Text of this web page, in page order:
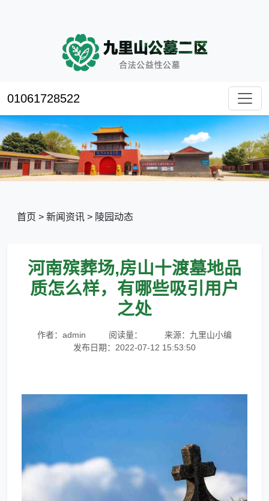
01061728522
首页 > 新闻资讯 > 陵园动态
河南殡葬场,房山十渡墓地品
质怎么样，有哪些吸引用户
之处
作者：admin 阅读量：
来源：九里山小编
发布日期：2022-07-12 15:53:50